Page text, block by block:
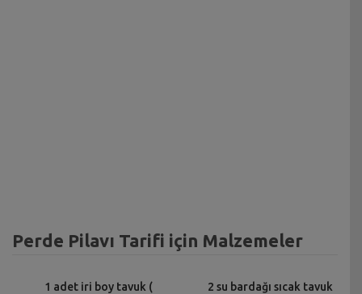
Perde Pilavı Tarifi için Malzemeler
1 adet iri boy tavuk ( 2 su bardağı sıcak tavuk